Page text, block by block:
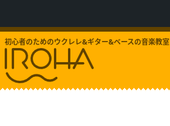
初心者のためのウクレレ&ギター&ベースの音楽教室